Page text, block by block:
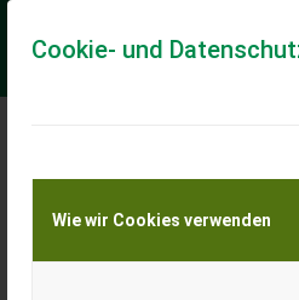
Cookie- und
Wie wir Cookies verwenden
Meine
Transport von Land-
KEINE